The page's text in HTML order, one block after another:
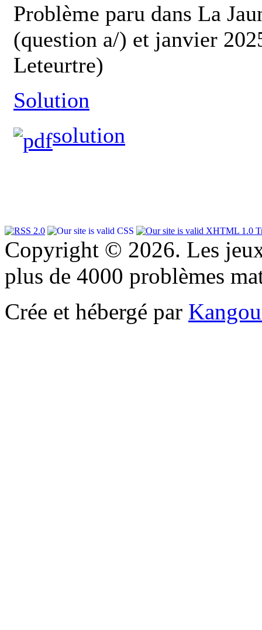
Problème paru dans La
(question a/) et janvier
Leteurtre)
Solution
solution
Copyright © 2026. Les
plus de 4000 problèmes
Crée et hébergé par